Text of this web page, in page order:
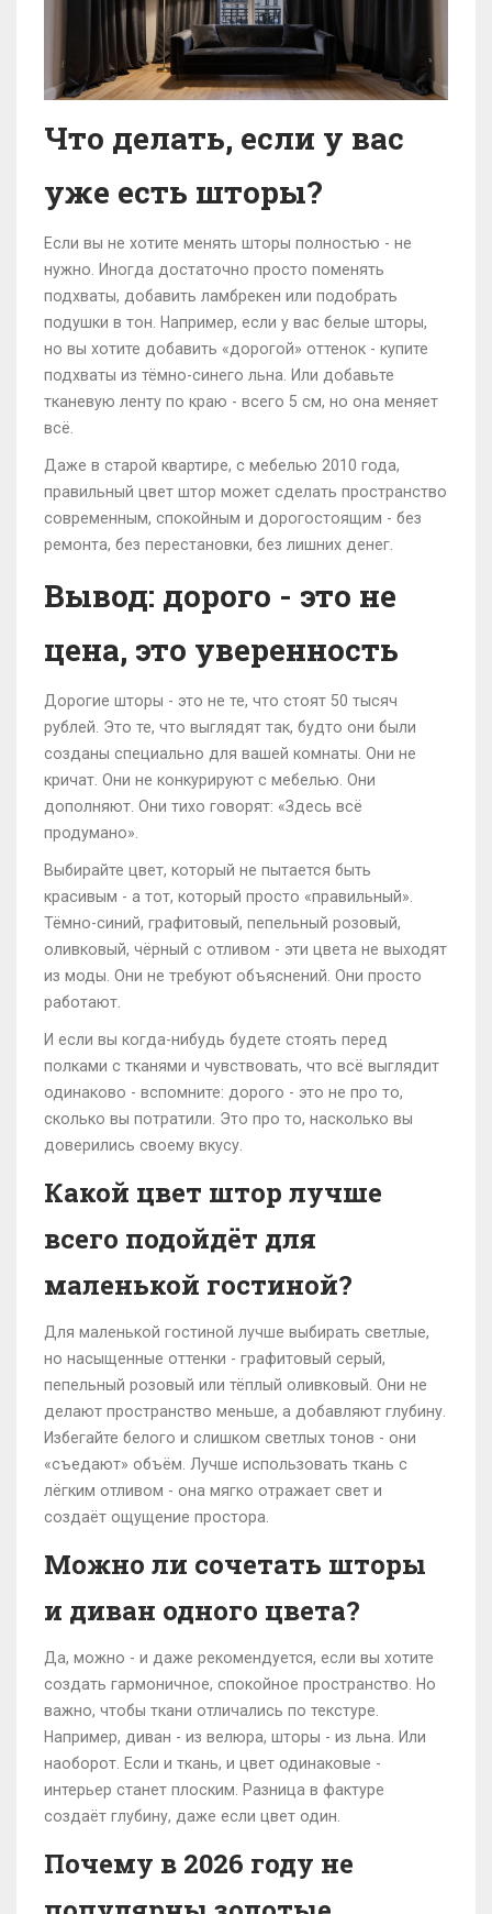
Что делать, если у вас
уже есть шторы?
Если вы не хотите менять шторы полностью - не
нужно. Иногда достаточно просто поменять
подхваты, добавить ламбрекен или подобрать
подушки в тон. Например, если у вас белые шторы,
но вы хотите добавить «дорогой» оттенок - купите
подхваты из тёмно-синего льна. Или добавьте
тканевую ленту по краю - всего 5 см, но она меняет
всё.
Даже в старой квартире, с мебелью 2010 года,
правильный цвет штор может сделать пространство
современным, спокойным и дорогостоящим - без
ремонта, без перестановки, без лишних денег.
Вывод: дорого - это не
цена, это уверенность
Дорогие шторы - это не те, что стоят 50 тысяч
рублей. Это те, что выглядят так, будто они были
созданы специально для вашей комнаты. Они не
кричат. Они не конкурируют с мебелью. Они
дополняют. Они тихо говорят: «Здесь всё
продумано».
Выбирайте цвет, который не пытается быть
красивым - а тот, который просто «правильный».
Тёмно-синий, графитовый, пепельный розовый,
оливковый, чёрный с отливом - эти цвета не выходят
из моды. Они не требуют объяснений. Они просто
работают.
И если вы когда-нибудь будете стоять перед
полками с тканями и чувствовать, что всё выглядит
одинаково - вспомните: дорого - это не про то,
сколько вы потратили. Это про то, насколько вы
доверились своему вкусу.
Какой цвет штор лучше
всего подойдёт для
маленькой гостиной?
Для маленькой гостиной лучше выбирать светлые,
но насыщенные оттенки - графитовый серый,
пепельный розовый или тёплый оливковый. Они не
делают пространство меньше, а добавляют глубину.
Избегайте белого и слишком светлых тонов - они
«съедают» объём. Лучше использовать ткань с
лёгким отливом - она мягко отражает свет и
создаёт ощущение простора.
Можно ли сочетать шторы
и диван одного цвета?
Да, можно - и даже рекомендуется, если вы хотите
создать гармоничное, спокойное пространство. Но
важно, чтобы ткани отличались по текстуре.
Например, диван - из велюра, шторы - из льна. Или
наоборот. Если и ткань, и цвет одинаковые -
интерьер станет плоским. Разница в фактуре
создаёт глубину, даже если цвет один.
Почему в 2026 году не